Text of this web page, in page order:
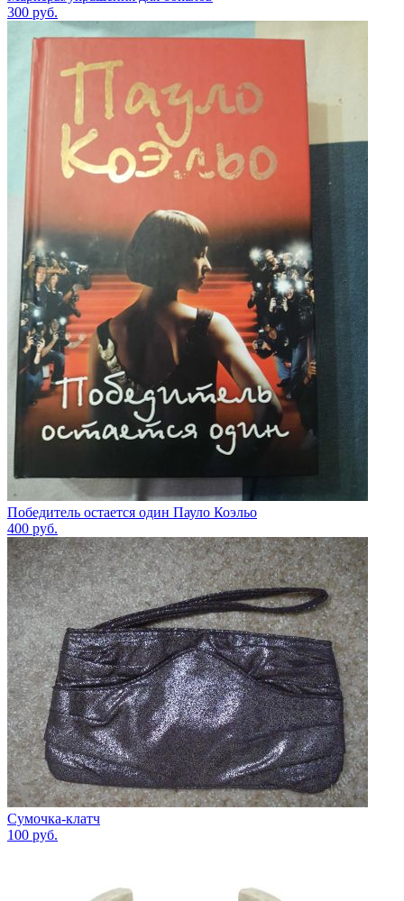
300 руб.
Победитель остается один Пауло Коэльо
400 руб.
Сумочка-клатч
100 руб.